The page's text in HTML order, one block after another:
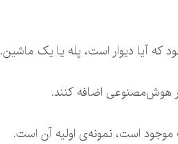
که آیا دیوار است، پله یا یک ماشین.
هوش‌مصنوعی اضافه کنند.
است، نمونه‌ی اولیه آن است.